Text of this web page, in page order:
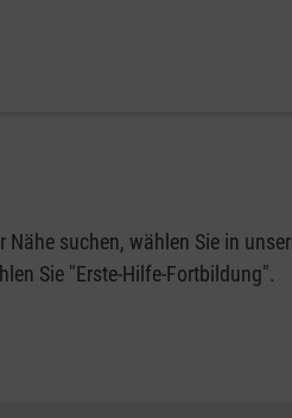
suchen, wählen Sie in
Sie "Erste-Hilfe-Fortbildung".